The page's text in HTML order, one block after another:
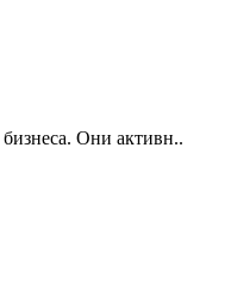
Они активн..